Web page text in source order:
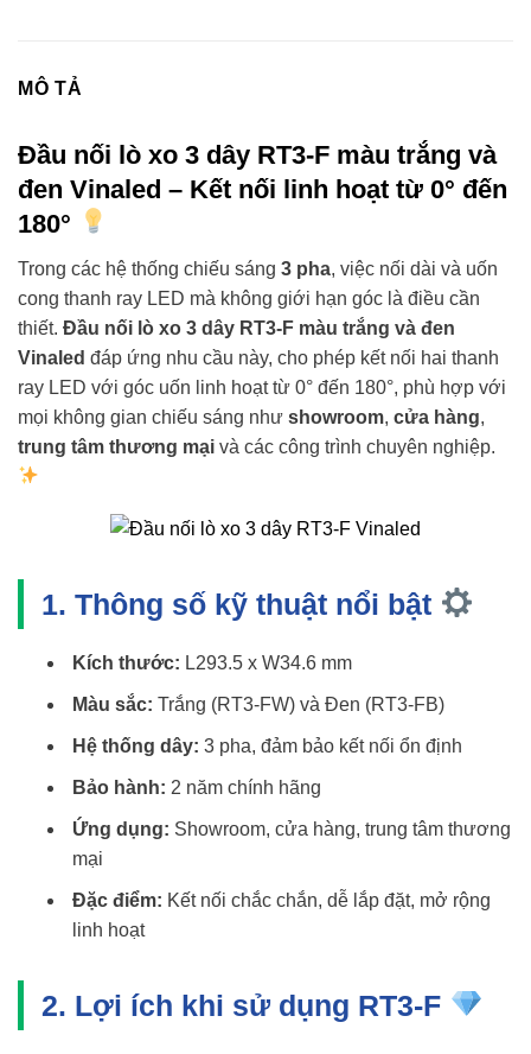
MÔ TẢ
Đầu nối lò xo 3 dây RT3-F màu trắng và
đen Vinaled – Kết nối linh hoạt từ 0° đến
180°
Trong các hệ thống chiếu sáng 3 pha, việc nối dài và uốn
cong thanh ray LED mà không giới hạn góc là điều cần
thiết. Đầu nối lò xo 3 dây RT3-F màu trắng và đen
Vinaled đáp ứng nhu cầu này, cho phép kết nối hai thanh
ray LED với góc uốn linh hoạt từ 0° đến 180°, phù hợp với
mọi không gian chiếu sáng như showroom, cửa hàng,
trung tâm thương mại và các công trình chuyên nghiệp.
1. Thông số kỹ thuật nổi bật
Kích thước: L293.5 x W34.6 mm
Màu sắc: Trắng (RT3-FW) và Đen (RT3-FB)
Hệ thống dây: 3 pha, đảm bảo kết nối ổn định
Bảo hành: 2 năm chính hãng
Ứng dụng: Showroom, cửa hàng, trung tâm thương
mại
Đặc điểm: Kết nối chắc chắn, dễ lắp đặt, mở rộng
linh hoạt
2. Lợi ích khi sử dụng RT3-F